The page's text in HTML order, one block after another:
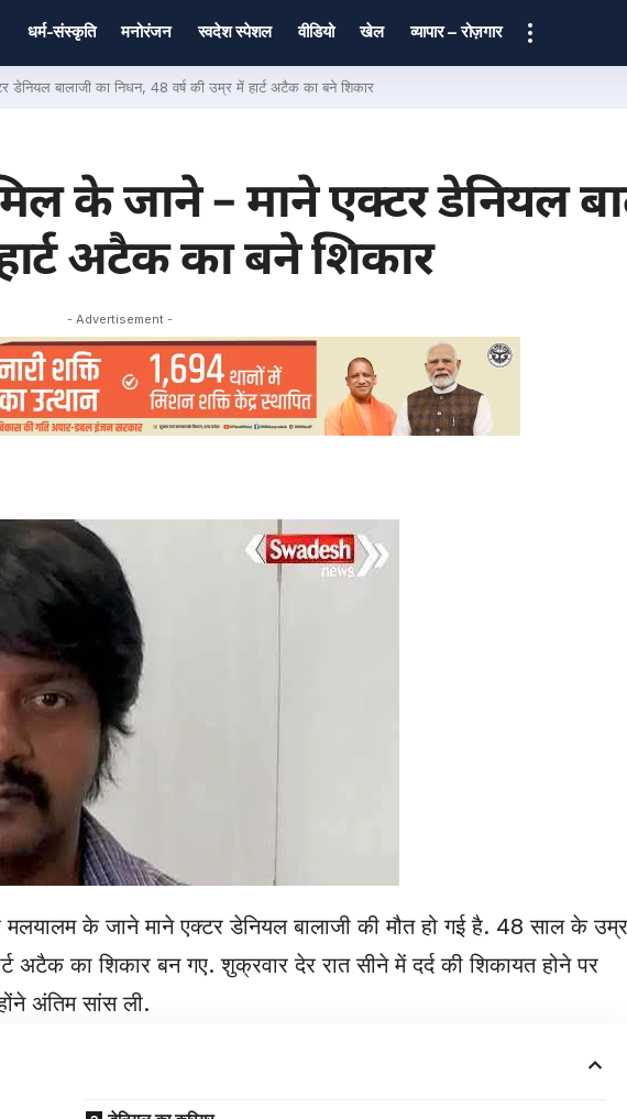
धर्म-संस्कृति मनोरंजन स्वदेश स्पेशल वीडियो खेल व्यापार – रोज़गार
बालाजी का निधन, 48 वर्ष की उम्र में हार्ट अटैक का बने शिकार
के जाने – माने एक्टर डेनियल
अटैक का बने शिकार
- Advertisement -
के जाने माने एक्टर डेनियल बालाजी की मौत हो गई है. 48 साल के उम्र
अटैक का शिकार बन गए. शुक्रवार देर रात सीने में दर्द की शिकायत होने पर
अंतिम सांस ली.